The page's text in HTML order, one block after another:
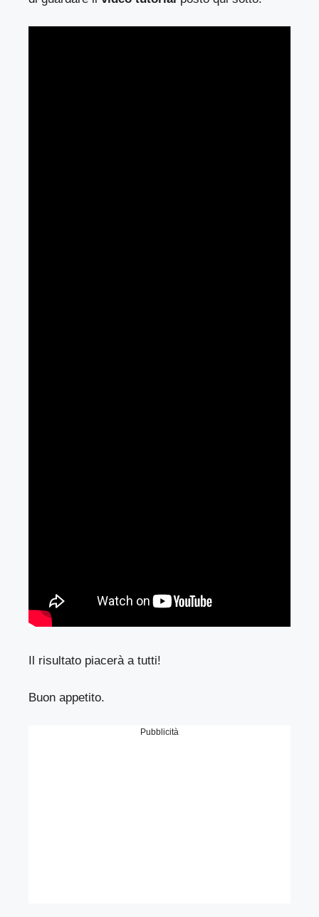
Il risultato piacerà a tutti!
Buon appetito.
Pubblicità